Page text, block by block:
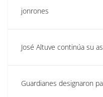
jonrones
José Altuve continúa su
Guardianes designaron